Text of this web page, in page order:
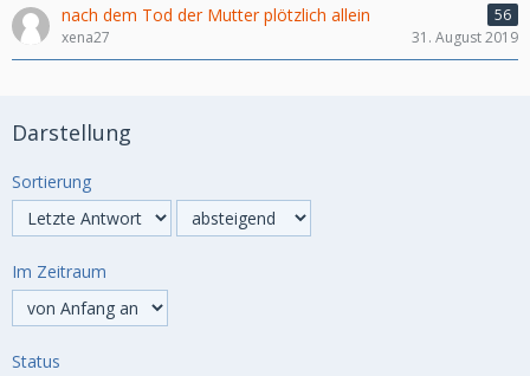
nach dem Tod der Mutter plötzlich allein
56
xena27
31. August 2019
Darstellung
Sortierung
Im Zeitraum
Status